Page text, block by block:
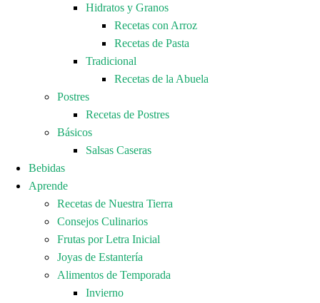
Hidratos y Granos
Recetas con Arroz
Recetas de Pasta
Tradicional
Recetas de la Abuela
Postres
Recetas de Postres
Básicos
Salsas Caseras
Bebidas
Aprende
Recetas de Nuestra Tierra
Consejos Culinarios
Frutas por Letra Inicial
Joyas de Estantería
Alimentos de Temporada
Invierno